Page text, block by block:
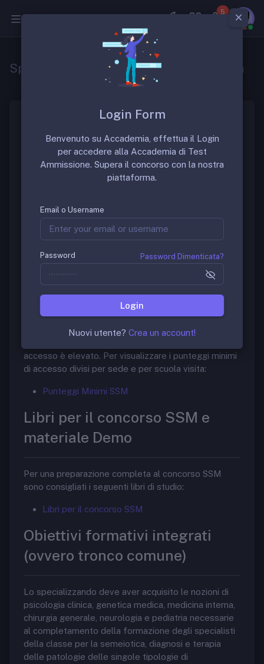
5
Specializzazione in Audiologia e foniatria
foniatria” è una scuola di specializzazione molto
ambita. La durata della scuola è di 4 anni.
Gruppo di Discussione
Per discutere sulle sedi migliori di questa prestigiosa
scuola è possibile richiedere informazioni nel gruppo
Scuole di Specializzazione in Medicina
Punteggi Minimi di accesso
La scuola di specializzazione in “Audiologia e
accesso è elevato. Per visualizzare i punteggi minimi
di accesso divisi per sede e per scuola visita:
Punteggi Minimi SSM
Libri per il concorso SSM e
materiale Demo
Per una preparazione completa al concorso SSM
sono consigliati i seguenti libri di studio:
Libri per il concorso SSM
Obiettivi formativi integrati
(ovvero tronco comune)
Lo specializzando deve aver acquisito le nozioni di
psicologia clinica, genetica medica, medicina interna,
chirurgia generale, neurologia e pediatria necessarie
al completamento della formazione degli specialisti
della classe per la semeiotica, diagnosi e terapia
delle patologie delle singole tipologie di
Login Form
Benvenuto su Accademia, effettua il Login
per accedere alla Accademia di Test
Ammissione. Supera il concorso con la nostra
piattaforma.
Email o Username
Password Password Dimenticata?
Login
Nuovi utente? Crea un account!